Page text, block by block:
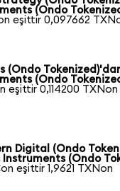
(Ondo
eşittir 0,097662
(Ondo
(Ondo
eşittir 0,114200 TXNon
Digital (Ondo
Instruments (Ondo
eşittir 1,9621 TXNon